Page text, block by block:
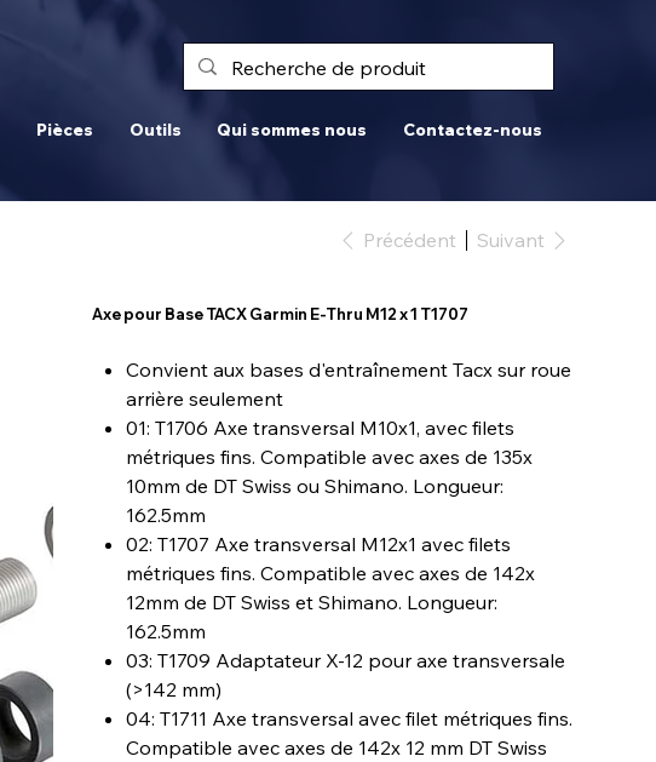
Pièces Outils Qui sommes nous Contactez-nous
Précédent Suivant
Axe pour Base TACX Garmin E-Thru M12 x 1 T1707
Convient aux bases d'entraînement Tacx sur roue
arrière seulement
01: T1706 Axe transversal M10x1, avec filets
métriques fins. Compatible avec axes de 135x
10mm de DT Swiss ou Shimano. Longueur:
162.5mm
02: T1707 Axe transversal M12x1 avec filets
métriques fins. Compatible avec axes de 142x
12mm de DT Swiss et Shimano. Longueur:
162.5mm
03: T1709 Adaptateur X-12 pour axe transversale
(>142 mm)
04: T1711 Axe transversal avec filet métriques fins.
Compatible avec axes de 142x 12 mm DT Swiss